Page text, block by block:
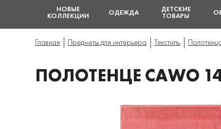
НОВЫЕ
КОЛЛЕКЦИИ ОДЕЖДА ДЕТСКИЕ
ТОВАРЫ
Главная Предметы для интерьера Текстиль
ПОЛОТЕНЦЕ CAWO